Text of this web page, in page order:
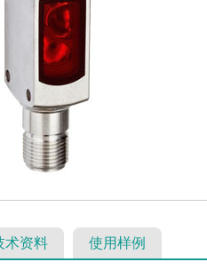
术资料 使用样例